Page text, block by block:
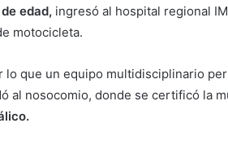
edad, ingresó al hospital regional
motocicleta.
lo que un equipo multidisciplinario
al nosocomio, donde se certificó la